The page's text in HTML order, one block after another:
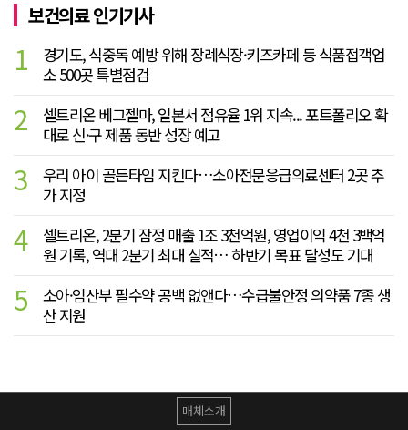
보건의료 인기기사
1
경기도, 식중독 예방 위해 장례식장·키즈카페 등 식품접객업
소 500곳 특별점검
2
셀트리온 베그젤마, 일본서 점유율 1위 지속... 포트폴리오 확
대로 신·구 제품 동반 성장 예고
3
우리 아이 골든타임 지킨다…소아전문응급의료센터 2곳 추
가 지정
4
셀트리온, 2분기 잠정 매출 1조 3천억원, 영업이익 4천 3백억
원 기록, 역대 2분기 최대 실적… 하반기 목표 달성도 기대
5
소아·임산부 필수약 공백 없앤다…수급불안정 의약품 7종 생
산 지원
매체소개